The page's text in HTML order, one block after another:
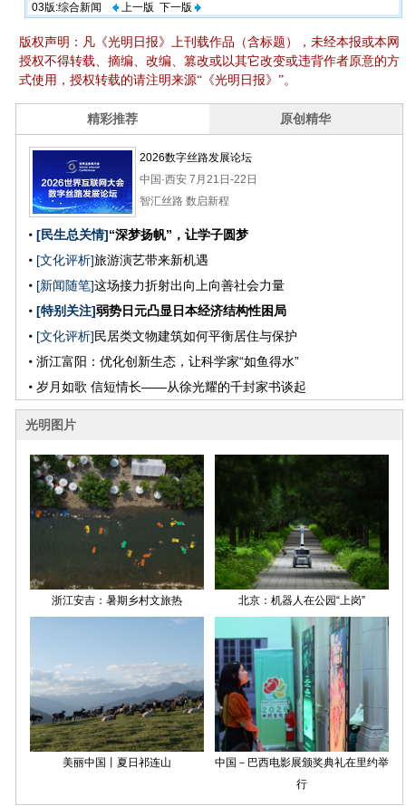
03版:综合新闻 上一版 下一版
版权声明：凡《光明日报》上刊载作品（含标题），未经本报或本网
授权不得转载、摘编、改编、篡改或以其它改变或违背作者原意的方
式使用，授权转载的请注明来源“《光明日报》”。